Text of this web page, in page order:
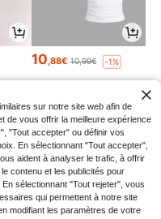
10,88€ 10,99€ -1%
sur notre site web afin de
de vous offrir la meilleure expérience
"Tout accepter" ou définir vos
En sélectionnant "Tout accepter",
aident à analyser le trafic, à offrir
contenu et les publicités pour
sélectionnant "Tout rejeter", vous
qui permettent à notre site
modifiant les paramètres de votre